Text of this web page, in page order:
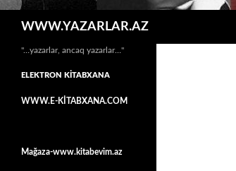
WWW.YAZARLAR.AZ
"…yazarlar, ancaq yazarlar…"
ELEKTRON KİTABXANA
WWW.E-KİTABXANA.COM
Mağaza-www.kitabevim.az